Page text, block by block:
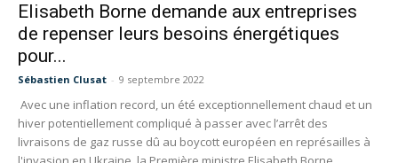
Elisabeth Borne demande aux entreprises
de repenser leurs besoins énergétiques
pour...
Sébastien Clusat - 9 septembre 2022
Avec une inflation record, un été exceptionnellement chaud et un
hiver potentiellement compliqué à passer avec l’arrêt des
livraisons de gaz russe dû au boycott européen en représailles à